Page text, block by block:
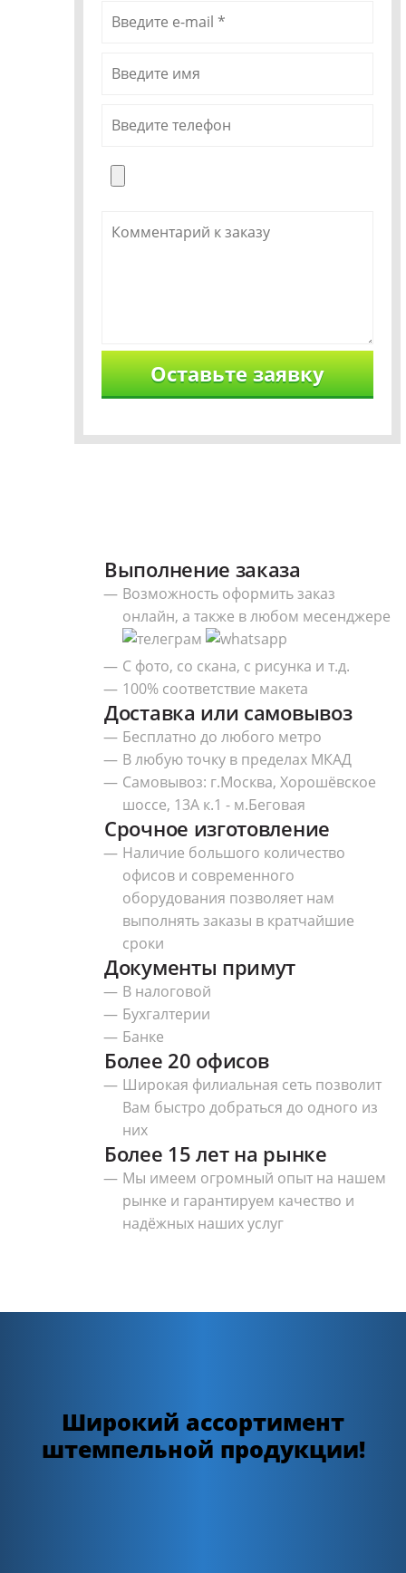
Выполнение заказа
Возможность оформить заказ
онлайн, а также в любом месенджере
С фото, со скана, с рисунка и т.д.
100% соответствие макета
Доставка или самовывоз
Бесплатно до любого метро
В любую точку в пределах МКАД
Самовывоз: г.Москва, Хорошёвское
шоссе, 13А к.1 - м.Беговая
Срочное изготовление
Наличие большого количество
офисов и современного
оборудования позволяет нам
выполнять заказы в кратчайшие
сроки
Документы примут
В налоговой
Бухгалтерии
Банке
Более 20 офисов
Широкая филиальная сеть позволит
Вам быстро добраться до одного из
них
Более 15 лет на рынке
Мы имеем огромный опыт на нашем
рынке и гарантируем качество и
надёжных наших услуг
Широкий ассортимент
штемпельной продукции!